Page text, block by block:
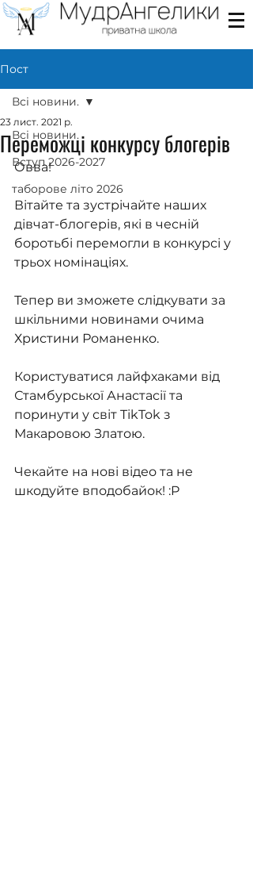
Пост
Всі новини.
Вступ 2026-2027
таборове літо 2026
Всі новини.
Переможці конкурсу блогерів
23 лист. 2021 р.
Овва!
Вітайте та зустрічайте наших
дівчат-блогерів, які в чесній
боротьбі перемогли в конкурсі у
трьох номінаціях.
Тепер ви зможете слідкувати за
шкільними новинами очима
Христини Романенко.
Користуватися лайфхаками від
Стамбурської Анастасії та
поринути у світ TikTok з
Макаровою Златою.
Чекайте на нові відео та не
шкодуйте вподобайок! :P